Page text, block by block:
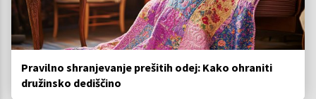
Pravilno shranjevanje prešitih odej: Kako ohraniti
družinsko dediščino